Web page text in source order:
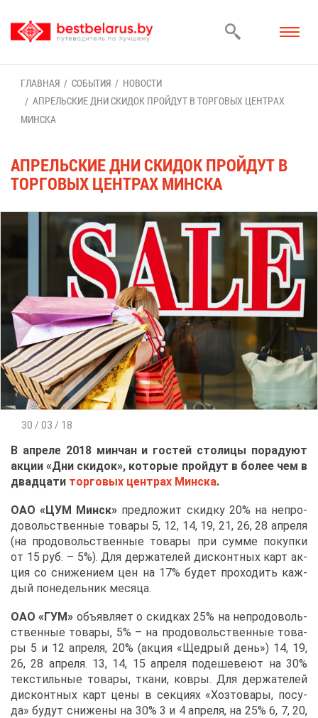
ГЛАВ­НАЯ СО­БЫ­ТИЯ
НО­ВО­СТИ
АП­РЕЛЬ­СКИЕ ДНИ СКИ­ДОК ПРОЙ­ДУТ В ТОР­ГО­ВЫХ ЦЕН­ТРАХ
МИН­СКА
АП­РЕЛЬ­СКИЕ ДНИ СКИ­ДОК ПРОЙ­ДУТ В
ТОР­ГО­ВЫХ ЦЕН­ТРАХ МИН­СКА
30 / 03 / 18
В ап­ре­ле 2018 мин­чан и го­стей сто­ли­цы по­ра­ду­ют
ак­ции «Дни ски­док», ко­то­рые прой­дут в бо­лее чем в
два­дца­ти тор­го­вых цен­трах Мин­ска.
ОАО «ЦУМ Минск» пред­ло­жит скид­ку 20% на непро­
до­воль­ствен­ные то­ва­ры 5, 12, 14, 19, 21, 26, 28 ап­ре­ля
(на про­до­воль­ствен­ные то­ва­ры при сум­ме по­куп­ки
от 15 руб. – 5%). Для дер­жа­те­лей дис­конт­ных карт ак­
ция со сни­же­ни­ем цен на 17% бу­дет про­хо­дить каж­
дый по­не­дель­ник ме­ся­ца.
ОАО «ГУМ» объ­яв­ля­ет о скид­ках 25% на непро­до­воль­
ствен­ные то­ва­ры, 5% – на про­до­воль­ствен­ные то­ва­
ры 5 и 12 ап­ре­ля, 20% (ак­ция «Щед­рый день») 14, 19,
26, 28 ап­ре­ля. 13, 14, 15 ап­ре­ля по­де­ше­ве­ют на 30%
тек­стиль­ные то­ва­ры, тка­ни, ков­ры. Для дер­жа­те­лей
дис­конт­ных карт це­ны в сек­ци­ях «Хозто­ва­ры, по­су­
да» бу­дут сни­же­ны на 30% 3 и 4 ап­ре­ля, на 25% 6, 7, 20,